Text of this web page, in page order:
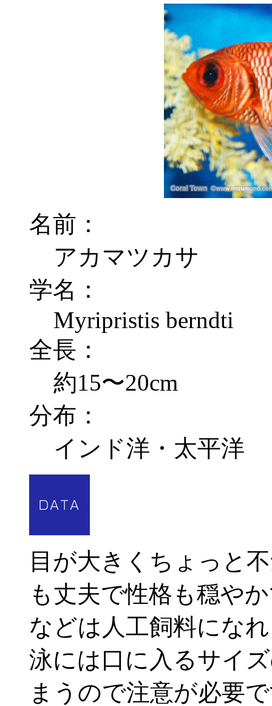
名前：
アカマツカサ
学名：
Myripristis berndti
全長：
約15〜20cm
分布：
インド洋・太平洋
目が大きくちょっと
も丈夫で性格も穏や
などは人工飼料にな
泳には口に入るサイ
まうので注意が必要